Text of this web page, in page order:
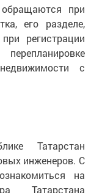
обращаются при
его разделе,
регистрации
с
Татарстан
инженеров. С
на
Татарстана